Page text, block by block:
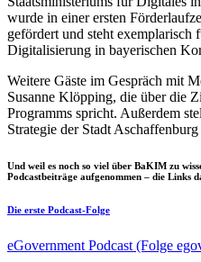
wurde in einer ersten
gefördert und steht exemplarisch
Digitalisierung in bayerischen
Weitere Gäste im Gespräch mit
Susanne Klöpping, die über die
Programms spricht. Außerdem
Strategie der Stadt Aschaffenburg
Und weil es noch so viel über BaKIM zu
Podcastbeiträge aufgenommen – die Links
Die erste Podcast-Folge
eGovernment Podcast (Folge